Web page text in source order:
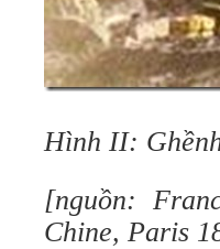
Hình II:
[nguồn:
Chine, Paris